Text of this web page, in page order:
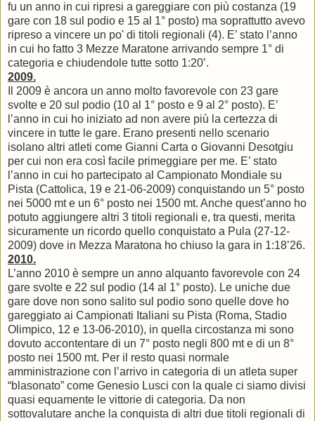
fu un anno in cui ripresi a gareggiare con più costanza (19
gare con 18 sul podio e 15 al 1° posto) ma soprattutto avevo
ripreso a vincere un po' di titoli regionali (4). E’ stato l’anno
in cui ho fatto 3 Mezze Maratone arrivando sempre 1° di
categoria e chiudendole tutte sotto 1:20’.
2009.
Il 2009 è ancora un anno molto favorevole con 23 gare
svolte e 20 sul podio (10 al 1° posto e 9 al 2° posto). E’
l’anno in cui ho iniziato ad non avere più la certezza di
vincere in tutte le gare. Erano presenti nello scenario
isolano altri atleti come Gianni Carta o Giovanni Desotgiu
per cui non era così facile primeggiare per me. E’ stato
l’anno in cui ho partecipato al Campionato Mondiale su
Pista (Cattolica, 19 e 21-06-2009) conquistando un 5° posto
nei 5000 mt e un 6° posto nei 1500 mt. Anche quest’anno ho
potuto aggiungere altri 3 titoli regionali e, tra questi, merita
sicuramente un ricordo quello conquistato a Pula (27-12-
2009) dove in Mezza Maratona ho chiuso la gara in 1:18’26.
2010.
L’anno 2010 è sempre un anno alquanto favorevole con 24
gare svolte e 22 sul podio (14 al 1° posto). Le uniche due
gare dove non sono salito sul podio sono quelle dove ho
gareggiato ai Campionati Italiani su Pista (Roma, Stadio
Olimpico, 12 e 13-06-2010), in quella circostanza mi sono
dovuto accontentare di un 7° posto negli 800 mt e di un 8°
posto nei 1500 mt. Per il resto quasi normale
amministrazione con l’arrivo in categoria di un atleta super
“blasonato” come Genesio Lusci con la quale ci siamo divisi
quasi equamente le vittorie di categoria. Da non
sottovalutare anche la conquista di altri due titoli regionali di